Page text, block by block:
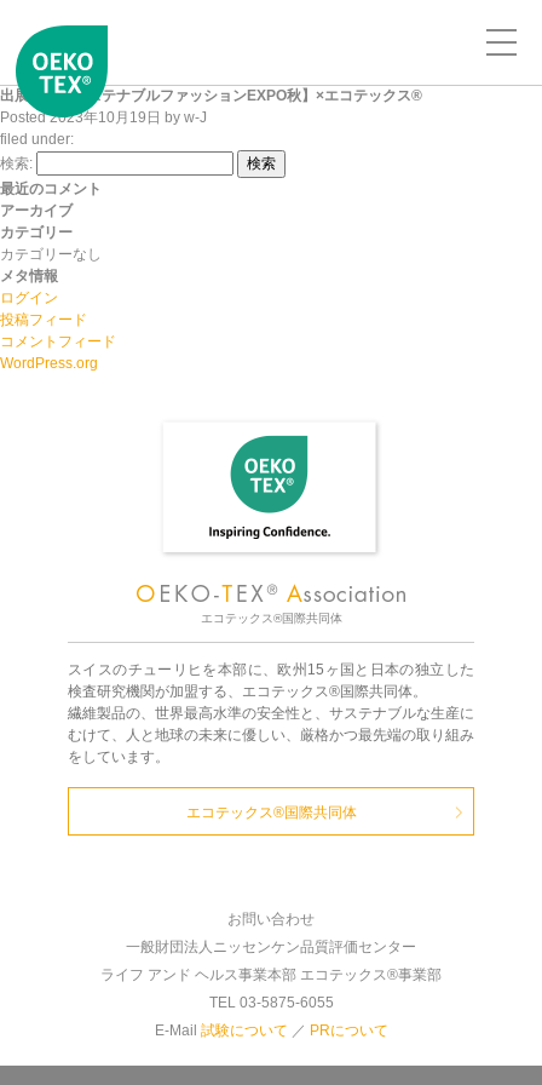
出展報告【サステナブルファッションEXPO秋】×エコテックス®
Posted2023年10月19日 by w-J
filed under:
検索:
検索
最近のコメント
アーカイブ
カテゴリー
カテゴリーなし
メタ情報
ログイン
投稿フィード
コメントフィード
WordPress.org
エコテックス®国際共同体
スイスのチューリヒを本部に、欧州15ヶ国と日本の独立した
検査研究機関が加盟する、エコテックス®国際共同体。
繊維製品の、世界最高水準の安全性と、サステナブルな生産に
むけて、人と地球の未来に優しい、厳格かつ最先端の取り組み
をしています。
エコテックス®国際共同体
お問い合わせ
一般財団法人ニッセンケン品質評価センター
ライフ アンド ヘルス事業本部 エコテックス®事業部
TEL 03-5875-6055
E-Mail 試験について ／ PRについて